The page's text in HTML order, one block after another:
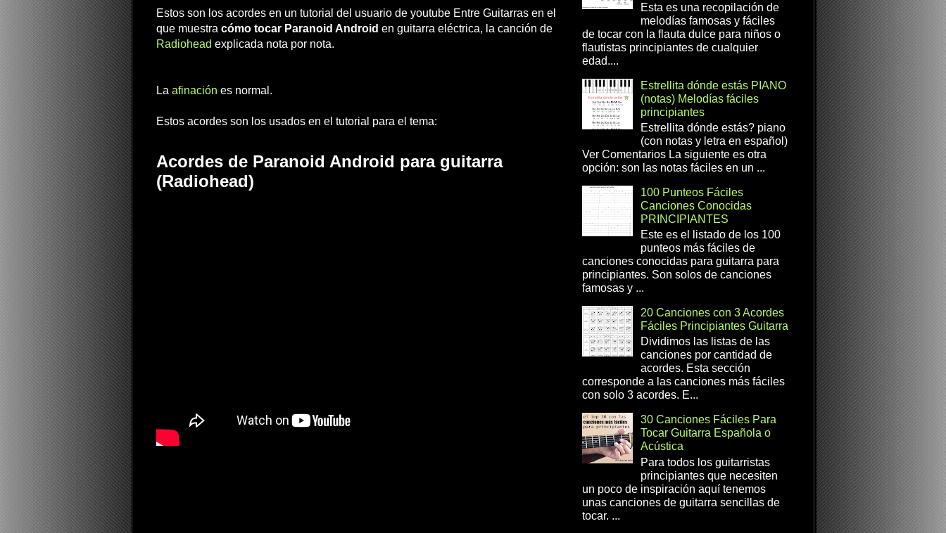
Estos son los acordes en un tutorial del usuario de youtube Entre Guitarras en el
que muestra cómo tocar Paranoid Android en guitarra eléctrica, la canción de
Radiohead explicada nota por nota.
La afinación es normal.
Estos acordes son los usados en el tutorial para el tema:
Acordes de Paranoid Android para guitarra
(Radiohead)
Esta es una recopilación de
melodías famosas y fáciles
de tocar con la flauta dulce para niños o
flautistas principiantes de cualquier
edad....
Estrellita dónde estás PIANO
(notas) Melodías fáciles
principiantes
Estrellita dónde estás? piano
(con notas y letra en español)
Ver Comentarios La siguiente es otra
opción: son las notas fáciles en un ...
100 Punteos Fáciles
Canciones Conocidas
PRINCIPIANTES
Este es el listado de los 100
punteos más fáciles de
canciones conocidas para guitarra para
principiantes. Son solos de canciones
famosas y ...
20 Canciones con 3 Acordes
Fáciles Principiantes Guitarra
Dividimos las listas de las
canciones por cantidad de
acordes. Esta sección
corresponde a las canciones más fáciles
con solo 3 acordes. E...
30 Canciones Fáciles Para
Tocar Guitarra Española o
Acústica
Para todos los guitarristas
principiantes que necesiten
un poco de inspiración aquí tenemos
unas canciones de guitarra sencillas de
tocar. ...